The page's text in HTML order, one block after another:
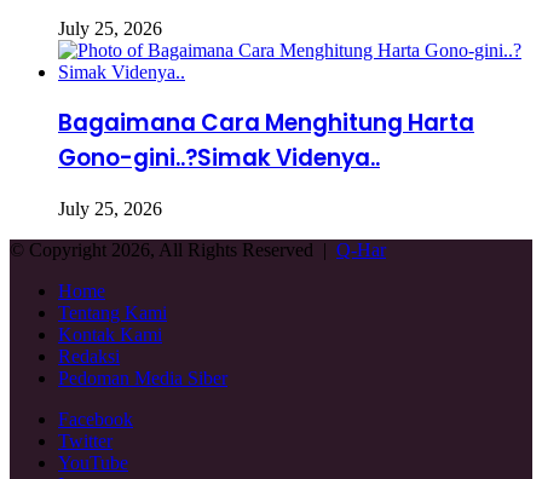
July 25, 2026
Bagaimana Cara Menghitung Harta
Gono-gini..?Simak Videnya..
July 25, 2026
© Copyright 2026, All Rights Reserved | Q-Har
Home
Tentang Kami
Kontak Kami
Redaksi
Pedoman Media Siber
Facebook
Twitter
YouTube